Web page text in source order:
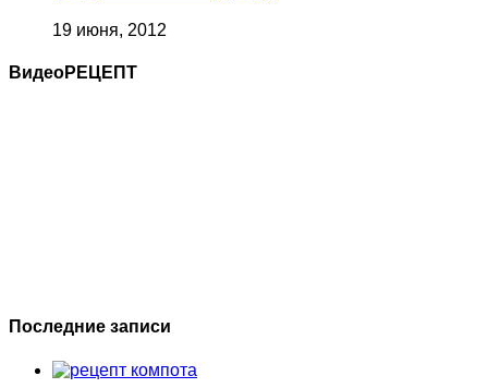
19 июня, 2012
ВидеоРЕЦЕПТ
Последние записи